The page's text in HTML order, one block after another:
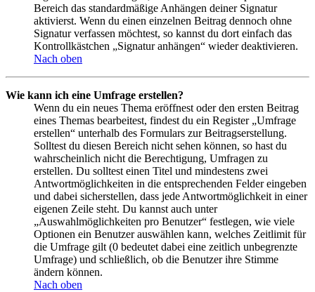
Bereich das standardmäßige Anhängen deiner Signatur
aktivierst. Wenn du einen einzelnen Beitrag dennoch ohne
Signatur verfassen möchtest, so kannst du dort einfach das
Kontrollkästchen „Signatur anhängen“ wieder deaktivieren.
Nach oben
Wie kann ich eine Umfrage erstellen?
Wenn du ein neues Thema eröffnest oder den ersten Beitrag
eines Themas bearbeitest, findest du ein Register „Umfrage
erstellen“ unterhalb des Formulars zur Beitragserstellung.
Solltest du diesen Bereich nicht sehen können, so hast du
wahrscheinlich nicht die Berechtigung, Umfragen zu
erstellen. Du solltest einen Titel und mindestens zwei
Antwortmöglichkeiten in die entsprechenden Felder eingeben
und dabei sicherstellen, dass jede Antwortmöglichkeit in einer
eigenen Zeile steht. Du kannst auch unter
„Auswahlmöglichkeiten pro Benutzer“ festlegen, wie viele
Optionen ein Benutzer auswählen kann, welches Zeitlimit für
die Umfrage gilt (0 bedeutet dabei eine zeitlich unbegrenzte
Umfrage) und schließlich, ob die Benutzer ihre Stimme
ändern können.
Nach oben